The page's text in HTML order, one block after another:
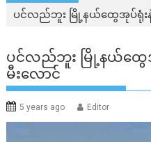
ပင်လည်ဘူး မြို့နယ်ထွေအုပ်ရုံးနဲ့
ပင်လည်ဘူး မြို့နယ်ထွေအု
မီးလောင်
5 years ago Editor